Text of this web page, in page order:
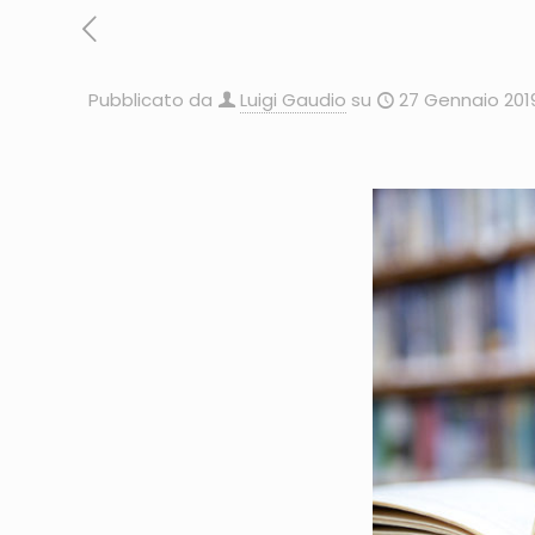
Pubblicato da Luigi Gaudio su 27 Gennaio